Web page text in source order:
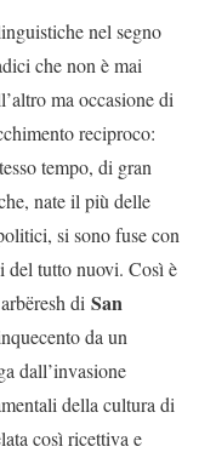
nel segno
che non è mai
ma occasione di
reciproco:
tempo, di gran
nate il più delle
si sono fuse con
del tutto nuovi. Così è
di San
da un
dall’invasione
della cultura di
così ricettiva e